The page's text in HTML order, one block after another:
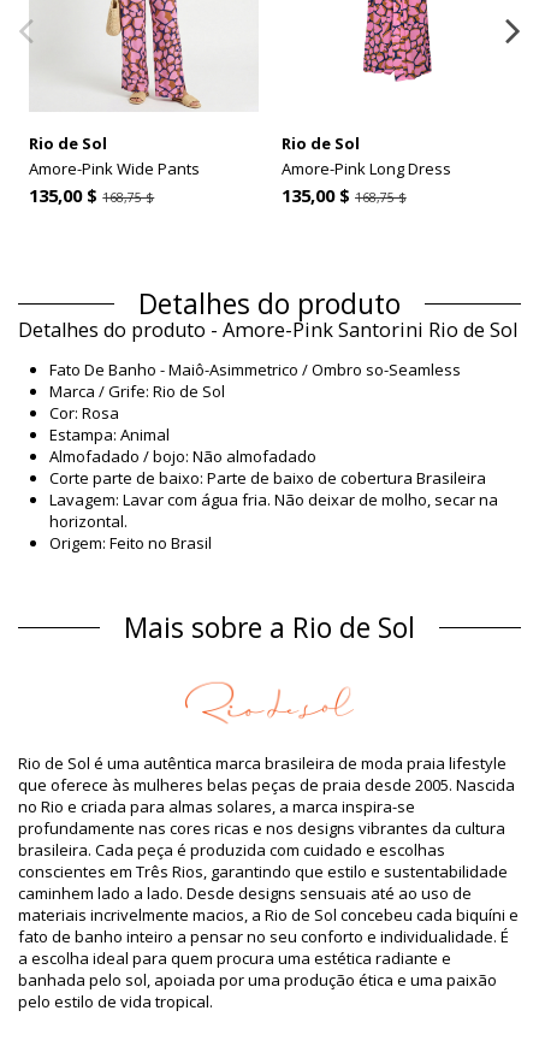
Rio de Sol
Amore-Pink Wide Pants
135,00 $168,75 $
Rio de Sol
Amore-Pink Long Dress
135,00 $ 168,75 $
Detalhes do produto
Detalhes do produto - Amore-Pink Santorini Rio de Sol
Fato De Banho - Maiô-Asimmetrico / Ombro so-Seamless
Marca / Grife: Rio de Sol
Cor: Rosa
Estampa: Animal
Almofadado / bojo: Não almofadado
Corte parte de baixo: Parte de baixo de cobertura Brasileira
Lavagem: Lavar com água fria. Não deixar de molho, secar na
horizontal.
Origem: Feito no Brasil
Material
Material: 84% Biodegradable Nylon (AMNI SOUL ECO), 16%
Forro: 84% Biodegradable Nylon (AMNI SOUL ECO), 16%
Spandex (LYCRA) - OEKO-TEX - Chlorine Resistant
Informação do produto
Departamento: Mulher, Fato De Banho - Maiô
O pacote inclui: 1 x Fato De Banho - Maiô (Outros acessórios
não incluídos)
HS CODE / NCM: 6112.41.0010
SKU: 1981121580
EAN: XS (7899810313584), S (7899810313591), M (7899810313607),
L (7899810313614), XL (7899810313621)
Peso: 115g / 0.25lb / 4.06oz
O desenho não é exato, pode variar de acordo com o corte
Fotos retocadas
Mais sobre a Rio de Sol
Rio de Sol é uma autêntica marca brasileira de moda praia lifestyle
que oferece às mulheres belas peças de praia desde 2005. Nascida
no Rio e criada para almas solares, a marca inspira-se
profundamente nas cores ricas e nos designs vibrantes da cultura
brasileira. Cada peça é produzida com cuidado e escolhas
conscientes em Três Rios, garantindo que estilo e sustentabilidade
caminhem lado a lado. Desde designs sensuais até ao uso de
materiais incrivelmente macios, a Rio de Sol concebeu cada biquíni e
fato de banho inteiro a pensar no seu conforto e individualidade. É
a escolha ideal para quem procura uma estética radiante e
banhada pelo sol, apoiada por uma produção ética e uma paixão
pelo estilo de vida tropical.